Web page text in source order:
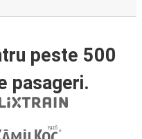
peste 500
pasageri.